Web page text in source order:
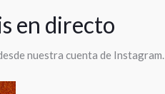
en directo
nuestra cuenta de Instagram.